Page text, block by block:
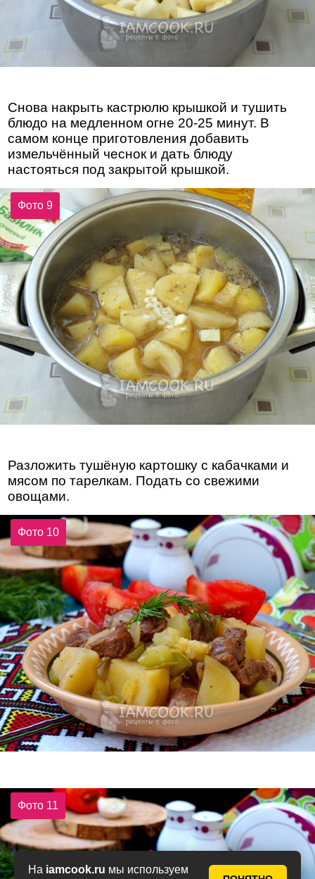
На iamcook.ru мы используем
Снова накрыть кастрюлю крышкой и тушить
блюдо на медленном огне 20-25 минут. В
самом конце приготовления добавить
измельчённый чеснок и дать блюду
настояться под закрытой крышкой.
Фото 9
Разложить тушёную картошку с кабачками и
мясом по тарелкам. Подать со свежими
овощами.
Фото 10
Фото 11